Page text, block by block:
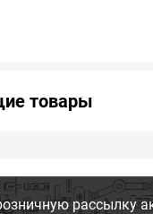
товары
рассылку